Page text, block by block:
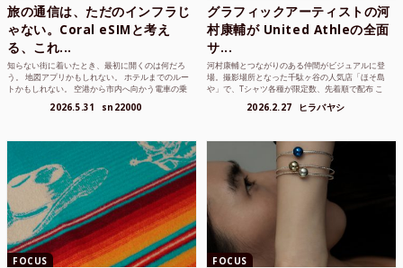
旅の通信は、ただのインフラじ
ゃない。Coral eSIMと考え
る、これ...
知らない街に着いたとき、最初に開くのは何だろ
う。 地図アプリかもしれない。 ホテルまでのルー
トかもしれない。 空港から市内へ向かう電車の乗
2026.5.31 sn22000
グラフィックアーティストの河
村康輔が United Athleの全面
サ...
河村康輔とつながりのある仲間がビジュアルに登
場。撮影場所となった千駄ヶ谷の人気店「ほそ島
や」で、Tシャツ各種が限定数、先着順で配布 こ
2026.2.27 ヒラバヤシ
FOCUS FOCUS